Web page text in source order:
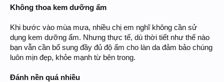
Không thoa kem dưỡng ẩm
Khi bước vào mùa mưa, nhiều chị em nghĩ không cần sử
dụng kem dưỡng ẩm. Nhưng thực tế, dù thời tiết như thế nào
bạn vẫn cần bổ sung đầy đủ độ ẩm cho làn da đảm bảo chúng
luôn mịn đẹp, khỏe mạnh từ bên trong.
Đánh nền quá nhiều